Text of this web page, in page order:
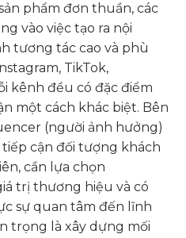
phẩm đơn thuần, các
vào việc tạo ra nội
tương tác cao và phù
TikTok,
kênh đều có đặc điểm
một cách khác biệt. Bên
(người ảnh hưởng)
cận đối tượng khách
cần lựa chọn
trị thương hiệu và có
sự quan tâm đến lĩnh
trọng là xây dựng mối